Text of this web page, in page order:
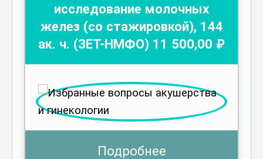
исследование молочных
желез (со стажировкой), 144
ак. ч. (ЗЕТ-НМФО) 11 500,00 ₽
Подробнее